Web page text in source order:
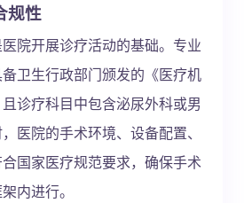
规性
院开展诊疗活动的基础。专业
卫生行政部门颁发的《医疗机
诊疗科目中包含泌尿外科或男
医院的手术环境、设备配置、
国家医疗规范要求，确保手术
内进行。